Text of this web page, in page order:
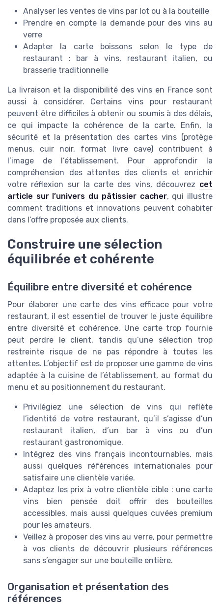
Analyser les ventes de vins par lot ou à la bouteille
Prendre en compte la demande pour des vins au
verre
Adapter la carte boissons selon le type de
restaurant : bar à vins, restaurant italien, ou
brasserie traditionnelle
La livraison et la disponibilité des vins en France sont
aussi à considérer. Certains vins pour restaurant
peuvent être difficiles à obtenir ou soumis à des délais,
ce qui impacte la cohérence de la carte. Enfin, la
sécurité et la présentation des cartes vins (protège
menus, cuir noir, format livre cave) contribuent à
l’image de l’établissement. Pour approfondir la
compréhension des attentes des clients et enrichir
votre réflexion sur la carte des vins, découvrez cet
article sur l’univers du pâtissier cacher, qui illustre
comment traditions et innovations peuvent cohabiter
dans l’offre proposée aux clients.
Construire une sélection
équilibrée et cohérente
Équilibre entre diversité et cohérence
Pour élaborer une carte des vins efficace pour votre
restaurant, il est essentiel de trouver le juste équilibre
entre diversité et cohérence. Une carte trop fournie
peut perdre le client, tandis qu’une sélection trop
restreinte risque de ne pas répondre à toutes les
attentes. L’objectif est de proposer une gamme de vins
adaptée à la cuisine de l’établissement, au format du
menu et au positionnement du restaurant.
Privilégiez une sélection de vins qui reflète
l’identité de votre restaurant, qu’il s’agisse d’un
restaurant italien, d’un bar à vins ou d’un
restaurant gastronomique.
Intégrez des vins français incontournables, mais
aussi quelques références internationales pour
satisfaire une clientèle variée.
Adaptez les prix à votre clientèle cible : une carte
vins bien pensée doit offrir des bouteilles
accessibles, mais aussi quelques cuvées premium
pour les amateurs.
Veillez à proposer des vins au verre, pour permettre
à vos clients de découvrir plusieurs références
sans s’engager sur une bouteille entière.
Organisation et présentation des
références